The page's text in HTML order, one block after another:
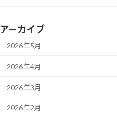
アーカイブ
2026年5月
2026年4月
2026年3月
2026年2月